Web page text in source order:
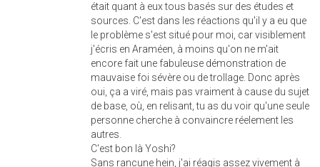
était quant à eux tous basés sur des études et
sources. C'est dans les réactions qu'il y a eu que
le problème s'est situé pour moi, car visiblement
j'écris en Araméen, à moins qu'on ne m'ait
encore fait une fabuleuse démonstration de
mauvaise foi sévère ou de trollage. Donc après
oui, ça a viré, mais pas vraiment à cause du sujet
de base, où, en relisant, tu as du voir qu'une seule
personne cherche à convaincre réelement les
autres.
C'est bon là Yoshi?
Sans rancune hein, j'ai réagis assez vivement à